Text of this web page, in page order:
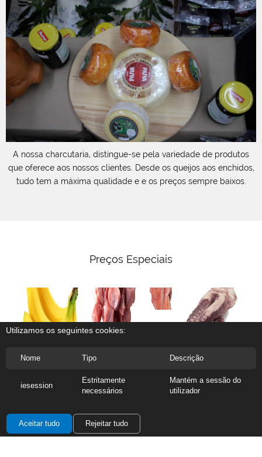
A nossa charcutaria, distingue-se pela variedade de produtos
que oferece aos nossos clientes. Desde os queijos aos enchidos,
tudo tem a máxima qualidade e e os preços sempre baixos.
Preços Especiais
Banana Estrangeira Tentáculos de Pota
Dolce Gusto
Utilizamos os seguintes cookies:
Nome Tipo Descrição
iesession
Estritamente
necessários
Mantém a sessão do
utilizador
Aceitar tudo Rejeitar tudo